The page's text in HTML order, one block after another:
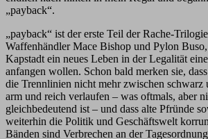
„payback“.
„payback“ ist der erste Teil der Rache-
Waffenhändler Mace Bishop und Pylon
Kapstadt ein neues Leben in der Legalität
anfangen wollen. Schon bald merken sie,
die Trennlinien nicht mehr zwischen schwarz
arm und reich verlaufen – was oftmals, aber
gleichbedeutend ist – und dass alte Pfründe
weiterhin die Politik und Geschäftswelt
Bänden sind Verbrechen an der